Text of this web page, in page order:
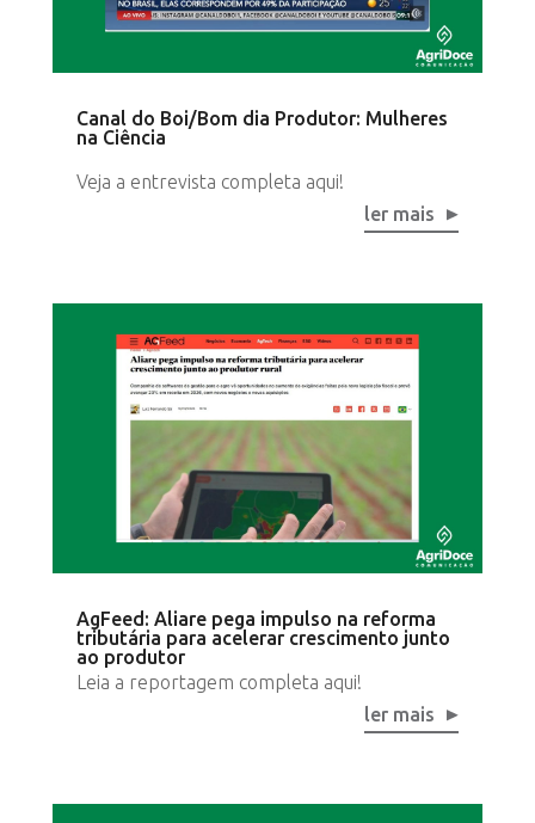
Canal do Boi/Bom dia Produtor: Mulheres
na Ciência
Veja a entrevista completa aqui!
ler mais
AgFeed: Aliare pega impulso na reforma
tributária para acelerar crescimento junto
ao produtor
Leia a reportagem completa aqui!
ler mais